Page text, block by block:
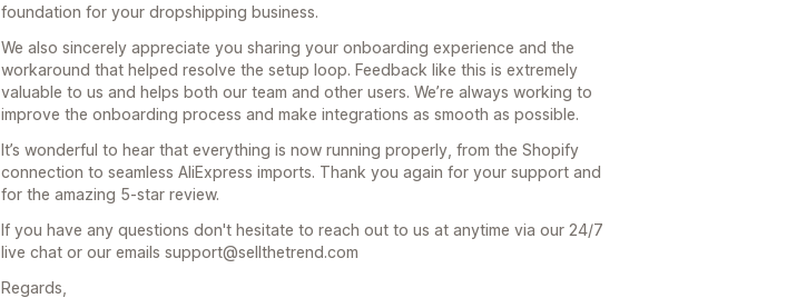
foundation for your dropshipping business.
We also sincerely appreciate you sharing your onboarding experience and the
workaround that helped resolve the setup loop. Feedback like this is extremely
valuable to us and helps both our team and other users. We’re always working to
improve the onboarding process and make integrations as smooth as possible.
It’s wonderful to hear that everything is now running properly, from the Shopify
connection to seamless AliExpress imports. Thank you again for your support and
for the amazing 5-star review.
If you have any questions don't hesitate to reach out to us at anytime via our 24/7
live chat or our emails support@sellthetrend.com
Regards,